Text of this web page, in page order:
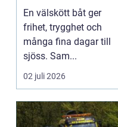
En välskött båt ger
frihet, trygghet och
många fina dagar till
sjöss. Sam...
02 juli 2026